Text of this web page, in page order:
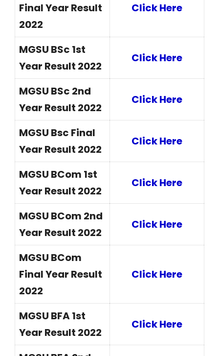
Final Year Result
2022
Click Here
MGSU BSc 1st
Year Result 2022
Click Here
MGSU BSc 2nd
Year Result 2022
Click Here
MGSU Bsc Final
Year Result 2022
Click Here
MGSU BCom 1st
Year Result 2022
Click Here
MGSU BCom 2nd
Year Result 2022
Click Here
MGSU BCom
Final Year Result
2022
Click Here
MGSU BFA 1st
Year Result 2022
Click Here